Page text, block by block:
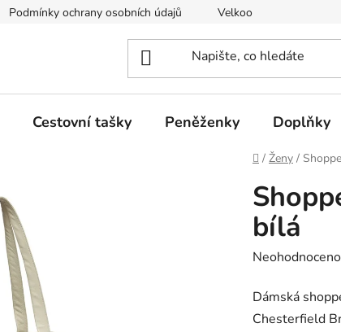
Podmínky ochrany osobních údajů Velkoobchod
Cestovní tašky Peněženky Doplňky
Domů
/ Ženy /
bílá
Průměrné
produktu
je
Neohodnoceno
Dámská
Chesterfield